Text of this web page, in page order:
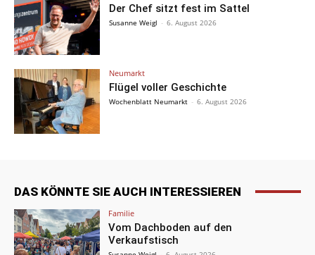
Der Chef sitzt fest im Sattel
Susanne Weigl - 6. August 2026
Neumarkt
Flügel voller Geschichte
Wochenblatt Neumarkt - 6. August 2026
DAS KÖNNTE SIE AUCH INTERESSIEREN
Familie
Vom Dachboden auf den
Verkaufstisch